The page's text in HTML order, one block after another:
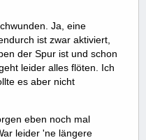
Ja, eine
ist zwar aktiviert,
der Spur ist und schon
leider alles flöten. Ich
es aber nicht
eben noch mal
leider 'ne längere